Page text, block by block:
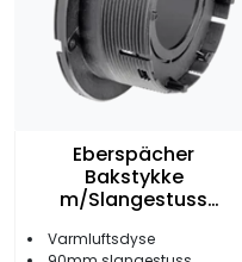
Eberspächer
Bakstykke
m/Slangestuss
Varmluftsdyse